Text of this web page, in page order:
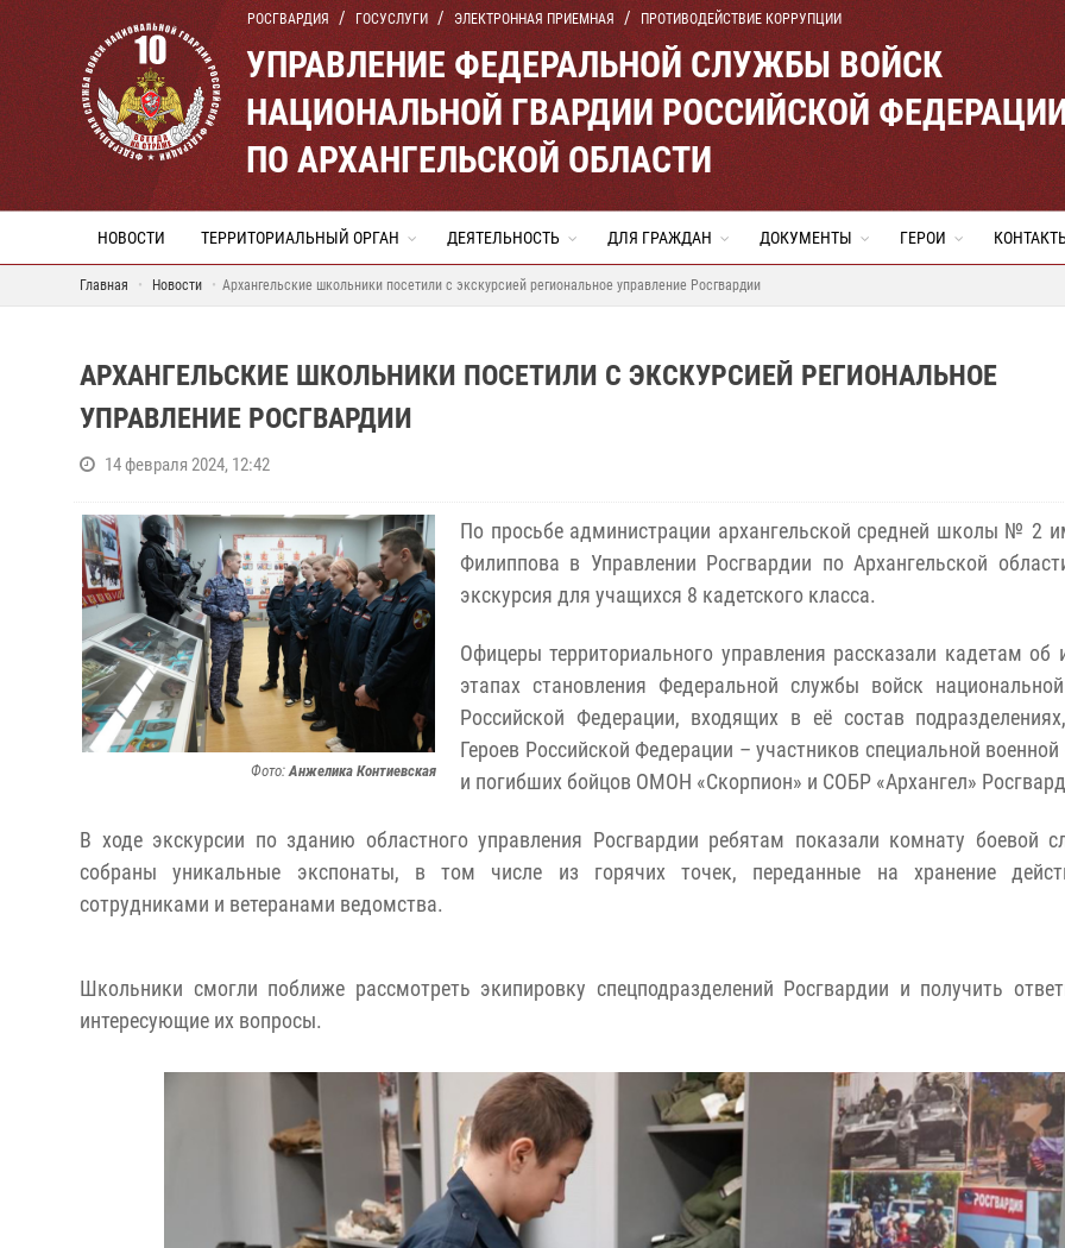
РОСГВАРДИЯ ГОСУСЛУГИ ЭЛЕКТРОННАЯ ПРИЕМНАЯ ПРОТИВОДЕЙСТВИЕ КОРРУПЦИИ
УПРАВЛЕНИЕ ФЕДЕРАЛЬНОЙ СЛУЖБЫ ВОЙСК
НАЦИОНАЛЬНОЙ ГВАРДИИ РОССИЙСКОЙ
ПО АРХАНГЕЛЬСКОЙ ОБЛАСТИ
НОВОСТИ ТЕРРИТОРИАЛЬНЫЙ ОРГАН ДЕЯТЕЛЬНОСТЬ ДЛЯ ГРАЖДАН ДОКУМЕНТЫ ГЕРОИ
Главная Новости Архангельские школьники посетили с экскурсией региональное управление Росгвардии
АРХАНГЕЛЬСКИЕ ШКОЛЬНИКИ ПОСЕТИЛИ С ЭКСКУРСИЕЙ РЕГИОНАЛЬНОЕ
УПРАВЛЕНИЕ РОСГВАРДИИ
14 февраля 2024, 12:42
Фото:Анжелика Контиевская
По просьбе администрации архангельской средней школы № 2
Филиппова в Управлении Росгвардии по Архангельской
экскурсия для учащихся 8 кадетского класса.
Офицеры территориального управления рассказали кадетам об
этапах становления Федеральной службы войск
Российской Федерации, входящих в её состав
Героев Российской Федерации – участников специальной
и погибших бойцов ОМОН «Скорпион» и СОБР «Архангел»
В ходе экскурсии по зданию областного управления Росгвардии ребятам показали комнату боевой
собраны уникальные экспонаты, в том числе из горячих точек, переданные на хранение
сотрудниками и ветеранами ведомства.
Школьники смогли поближе рассмотреть экипировку спецподразделений Росгвардии и получить
интересующие их вопросы.